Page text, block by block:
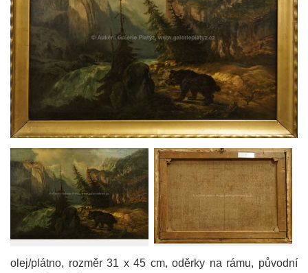
olej/plátno, rozměr 31 x 45 cm, oděrky na rámu, původní